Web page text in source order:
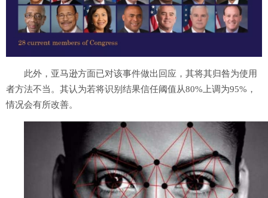
此外，亚马逊方面已对该事件做出回应，其将其归咎为使用
者方法不当。其认为若将识别结果信任阈值从80%上调为95%，
情况会有所改善。